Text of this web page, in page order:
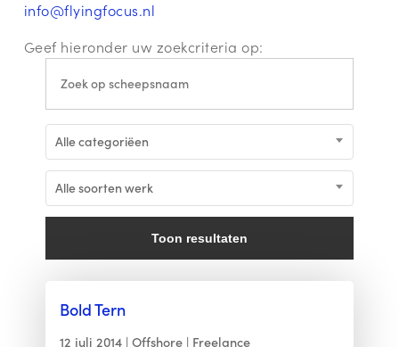
info@flyingfocus.nl
Geef hieronder uw zoekcriteria op:
Alle categoriëen
Alle soorten werk
Toon resultaten
Bold Tern
12 juli 2014 Offshore Freelance